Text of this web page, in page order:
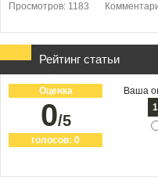
Просмотров: 1183
Рейтинг статьи
Оценка
0/5
голосов: 0
Ваша
1